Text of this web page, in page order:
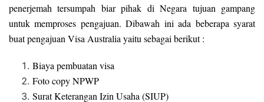
penerjemah tersumpah biar pihak di Negara tujuan gampang
untuk memproses pengajuan. Dibawah ini ada beberapa syarat
buat pengajuan Visa Australia yaitu sebagai berikut :
Biaya pembuatan visa
Foto copy NPWP
Surat Keterangan Izin Usaha (SIUP)